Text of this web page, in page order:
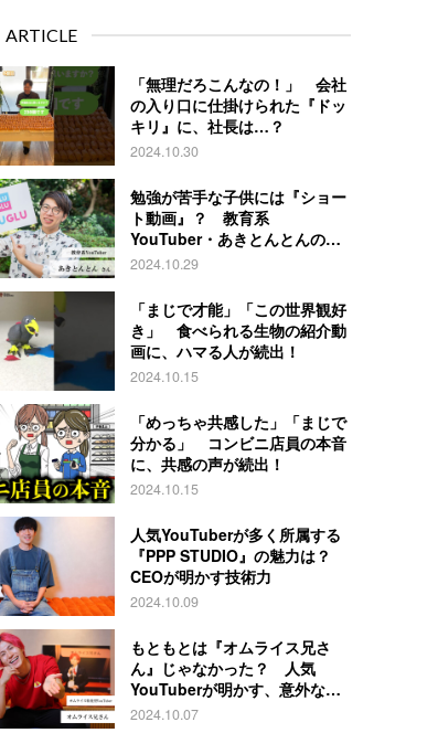
ARTICLE
「無理だろこんなの！」 会社
の入り口に仕掛けられた『ドッ
キリ』に、社長は…？
2024.10.30
勉強が苦手な子供には『ショー
ト動画』？ 教育系
YouTuber・あきとんとんの戦
略とは
2024.10.29
「まじで才能」「この世界観好
き」 食べられる生物の紹介動
画に、ハマる人が続出！
2024.10.15
「めっちゃ共感した」「まじで
分かる」 コンビニ店員の本音
に、共感の声が続出！
2024.10.15
人気YouTuberが多く所属する
『PPP STUDIO』の魅力は？
CEOが明かす技術力
2024.10.09
もともとは『オムライス兄さ
ん』じゃなかった？ 人気
YouTuberが明かす、意外な過
去とは
2024.10.07